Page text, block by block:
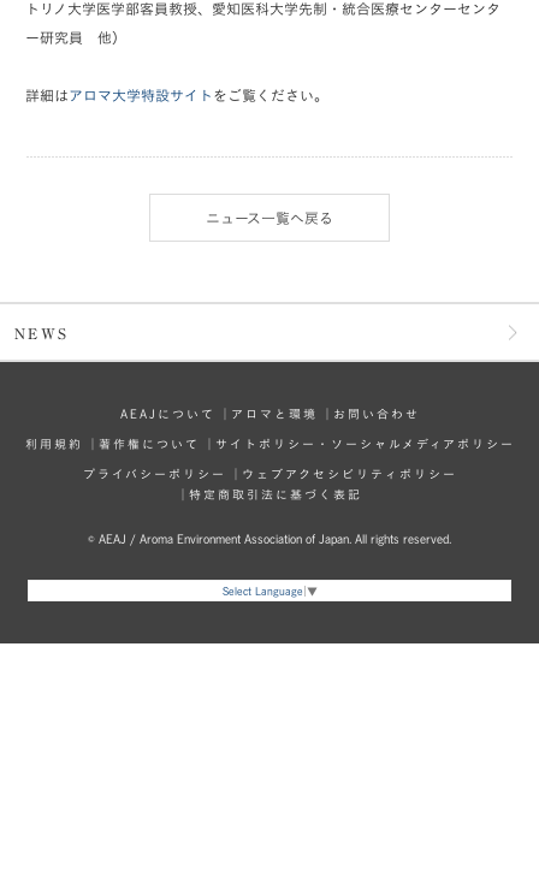
トリノ大学医学部客員教授、愛知医科大学先制・統合医療センターセンタ
ー研究員 他）
詳細はアロマ大学特設サイト をご覧ください。
ニュース一覧へ戻る
NEWS
AEAJについて アロマと環境 お問い合わせ
利⽤規約 著作権について サイトポリシー・ソーシャルメディアポリシー
プライバシーポリシー
ウェブアクセシビリティポリシー
特定商取引法に基づく表記
© AEAJ / Aroma Environment Association of Japan. All rights reserved.
Select Language ▼